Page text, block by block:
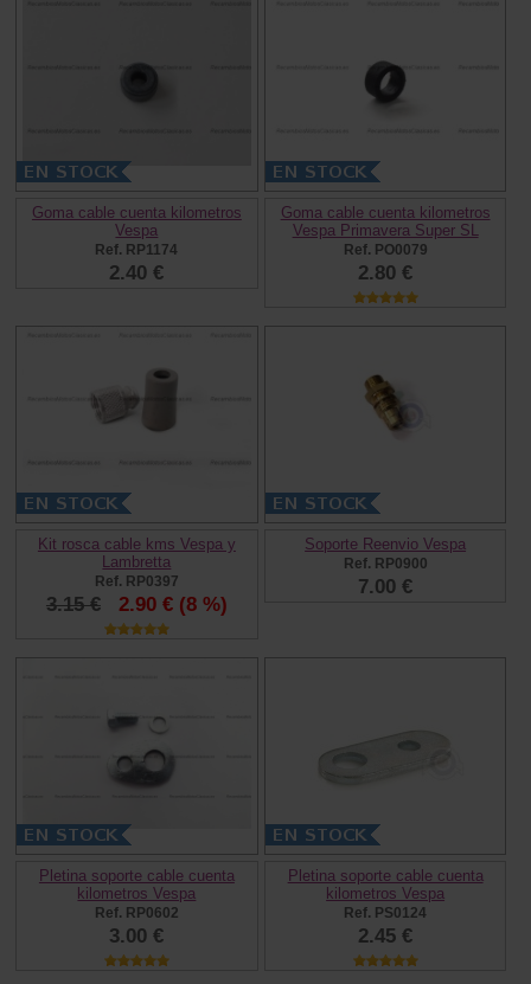
Goma cable cuenta kilometros
Vespa
Ref. RP1174
2.40 €
Goma cable cuenta kilometros
Vespa Primavera Super SL
Ref. PO0079
2.80 €
Kit rosca cable kms Vespa y
Lambretta
Ref. RP0397
3.15 € 2.90 € (8 %)
Soporte Reenvio Vespa
Ref. RP0900
7.00 €
Pletina soporte cable cuenta
kilometros Vespa
Ref. RP0602
3.00 €
Pletina soporte cable cuenta
kilometros Vespa
Ref. PS0124
2.45 €